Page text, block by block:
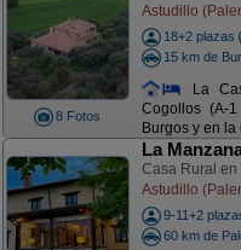
8 Fotos
Astudillo
18+2 plazas
15 km de
La
Cogollos (A-
Burgos y en
La
Casa Rural en
Astudillo
9-11+2
60 km de